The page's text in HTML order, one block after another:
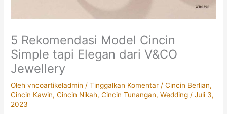
5 Rekomendasi Model Cincin
Simple tapi Elegan dari V&CO
Jewellery
Olehvncoartikeladmin /Tinggalkan Komentar /Cincin Berlian,
Cincin Kawin,Cincin Nikah,Cincin Tunangan,Wedding /Juli 3,
2023